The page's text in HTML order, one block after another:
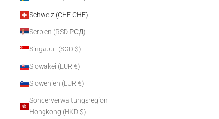
Schweiz (CHF CHF)
Serbien (RSD РСД)
Singapur (SGD $)
Slowakei (EUR €)
Slowenien (EUR €)
Sonderverwaltungsregion
Hongkong (HKD $)